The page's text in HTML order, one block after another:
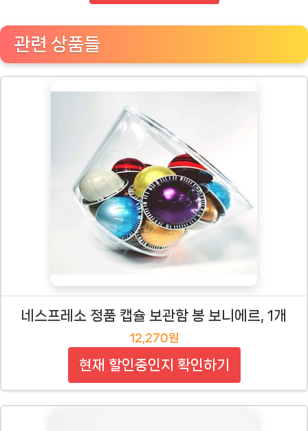
관련 상품들
네스프레소 정품 캡슐 보관함 봉 보니에르, 1개
12,270원
현재 할인중인지 확인하기